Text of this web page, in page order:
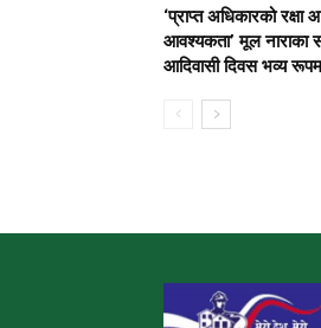
‘प्राप्त अधिकारको रक्षा
आवश्यकता’ मूल नाराका
आदिवासी दिवस भव्य